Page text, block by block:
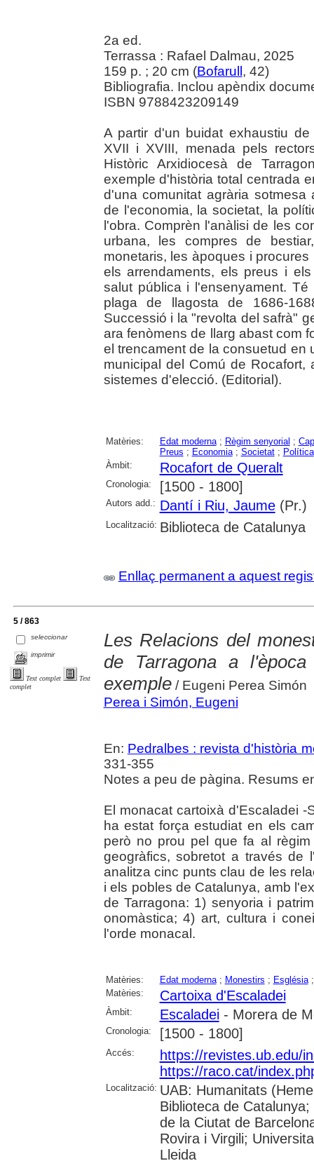
2a ed.
Terrassa : Rafael Dalmau, 2025
159 p. ; 20 cm (Bofarull , 42)
Bibliografia. Inclou apèndix
ISBN 9788423209149
A partir d'un buidat exhaustiu
XVII i XVIII, menada pels
Històric Arxidiocesà de
exemple d'història total centrada
d'una comunitat agrària
de l'economia, la societat, la
l'obra. Comprèn l'anàlisi de les
urbana, les compres de
monetaris, les àpoques i
els arrendaments, els preus i
salut pública i l'ensenyament.
plaga de llagosta de 1686-
Successió i la "revolta del safrà"
ara fenòmens de llarg abast com
el trencament de la consuetud en
municipal del Comú de
sistemes d'elecció. (Editorial).
Matèries: Edat moderna; Règim senyorial ;
Preus ; Economia; Societat; Política
Àmbit:
Rocafort de Queralt
Cronologia: [1500 - 1800]
Autors add.: Dantí i Riu, Jaume(Pr.)
Localització: Biblioteca de Catalunya
Enllaç permanent a aquest
5 / 863
seleccionar
imprimir
Text complet
Text
complet
Les Relacions del
de Tarragona a
exemple/ Eugeni Perea Simón
Perea i Simón, Eugeni
En: Pedralbes : revista d'història
331-355
Notes a peu de pàgina. Resums
El monacat cartoixà d'Escaladei
ha estat força estudiat en els
però no prou pel que fa al
geogràfics, sobretot a través de
analitza cinc punts clau de les
i els pobles de Catalunya, amb
de Tarragona: 1) senyoria i
onomàstica; 4) art, cultura i
l'orde monacal.
Matèries: Edat moderna; Monestirs ; Església
Matèries:
Cartoixa d'Escaladei
Àmbit: Escaladei- Morera de
Cronologia: [1500 - 1800]
Accés:
https://revistes.ub.edu/
https://raco.cat/
Localització: UAB: Humanitats
Biblioteca de
de la Ciutat de
Rovira i Virgili;
Lleida